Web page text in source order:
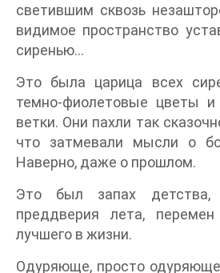
светившим сквозь
видимое пространство
сиренью…
Это была царица всех
темно-фиолетовые цветы
ветки. Они пахли так
что затмевали мысли о
Наверно, даже о прошлом.
Это был запах детства,
преддверия лета,
лучшего в жизни.
Одуряюще, просто